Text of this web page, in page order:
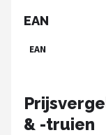
EAN
EAN
& -truien